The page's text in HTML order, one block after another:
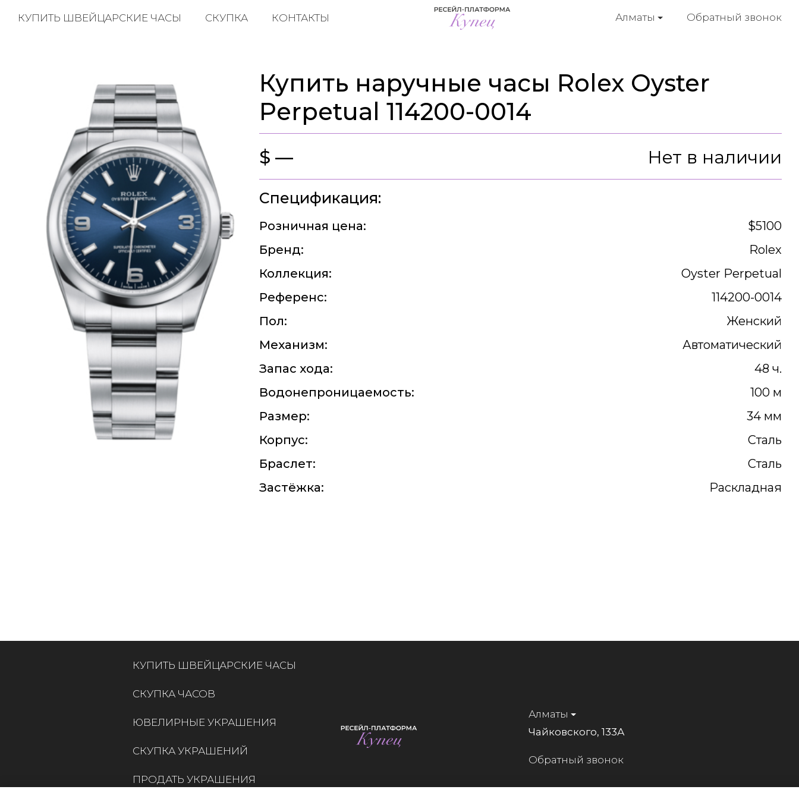
Алматы Обратный звонок
КУПИТЬ ШВЕЙЦАРСКИЕ ЧАСЫ СКУПКА КОНТАКТЫ
Купить наручные часы Rolex Oyster
Perpetual 114200-0014
$ — Нет в наличии
Спецификация:
Розничная цена:
$5100
Бренд:
Rolex
Коллекция:
Oyster Perpetual
Референс:
114200-0014
Пол:
Женский
Механизм:
Автоматический
Запас хода:
48 ч.
Водонепроницаемость:
100 м
Размер:
34 мм
Корпус:
Сталь
Браслет:
Сталь
Застёжка:
Раскладная
КУПИТЬ ШВЕЙЦАРСКИЕ ЧАСЫ
СКУПКА ЧАСОВ
ЮВЕЛИРНЫЕ УКРАШЕНИЯ
СКУПКА УКРАШЕНИЙ
ПРОДАТЬ УКРАШЕНИЯ
Алматы
Чайковского, 133А
Обратный звонок